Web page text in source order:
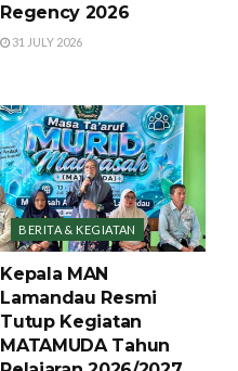
Regency 2026
31 JULY 2026
BERITA & KEGIATAN
Kepala MAN
Lamandau Resmi
Tutup Kegiatan
MATAMUDA Tahun